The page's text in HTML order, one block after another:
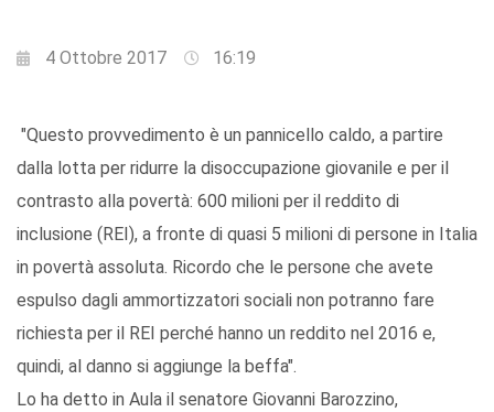
4 Ottobre 2017 16:19
"Questo provvedimento è un pannicello caldo, a partire
dalla lotta per ridurre la disoccupazione giovanile e per il
contrasto alla povertà: 600 milioni per il reddito di
inclusione (REI), a fronte di quasi 5 milioni di persone in Italia
in povertà assoluta. Ricordo che le persone che avete
espulso dagli ammortizzatori sociali non potranno fare
richiesta per il REI perché hanno un reddito nel 2016 e,
quindi, al danno si aggiunge la beffa".
Lo ha detto in Aula il senatore Giovanni Barozzino,